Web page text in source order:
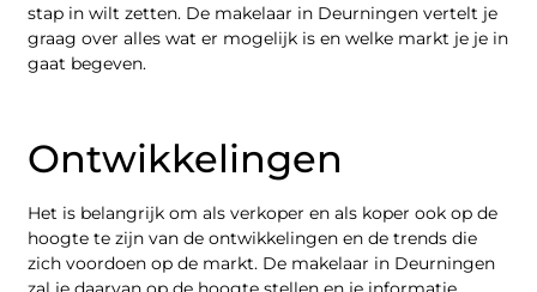
stap in wilt zetten. De makelaar in Deurningen vertelt je
graag over alles wat er mogelijk is en welke markt je je in
gaat begeven.
Ontwikkelingen
Het is belangrijk om als verkoper en als koper ook op de
hoogte te zijn van de ontwikkelingen en de trends die
zich voordoen op de markt. De makelaar in Deurningen